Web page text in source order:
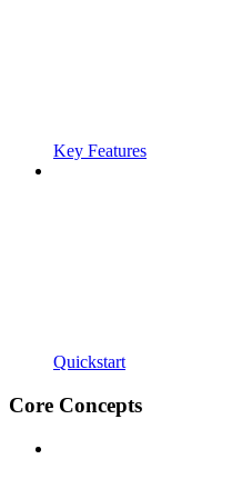
Key Features
Quickstart
Core Concepts